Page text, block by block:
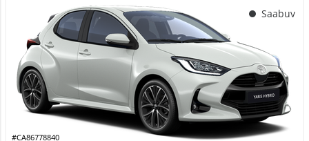
Saabuv
#CA86778840